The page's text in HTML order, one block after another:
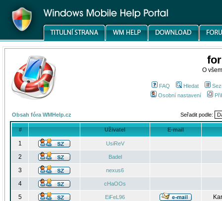
O
FAQ Hledat
Osobní nastavení
Obsah fóra WMHelp.cz Seřadit podle:
# Uživatel E-mail
1 UsiReV
2 Badel
3 nexus6
4 cHaOOs
5 EiFeL96